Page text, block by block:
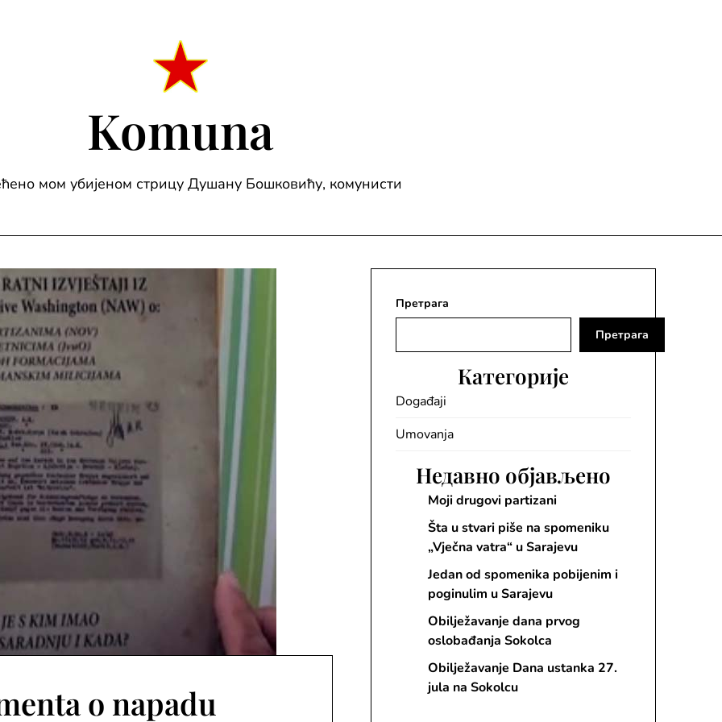
Komuna
мом убијеном стрицу Душану Бошковићу, комунисти
o napadu
Претрага
Претрага
Категорије
Događaji
Umovanja
Недавно објављено
Moji drugovi partizani
Šta u stvari piše na spomeniku
„Vječna vatra“ u Sarajevu
Jedan od spomenika pobijenim i
poginulim u Sarajevu
Obilježavanje dana prvog
oslobađanja Sokolca
Obilježavanje Dana ustanka 27.
jula na Sokolcu